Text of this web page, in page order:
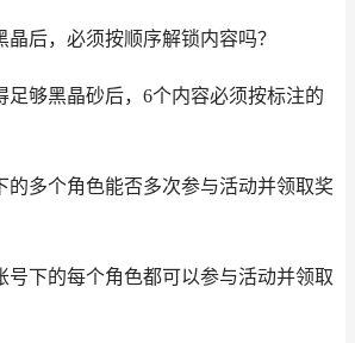
后，必须按顺序解锁内容吗？
够黑晶砂后，6个内容必须按标注的
多个角色能否多次参与活动并领取奖
下的每个角色都可以参与活动并领取